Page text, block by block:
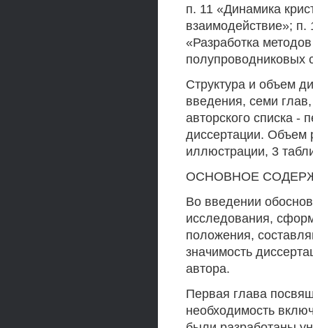
п. 11 «Динамика
взаимодействие»;
«Разработка
полупроводниковых
Структура и объем
введения, семи
авторского списка -
диссертации. Объем
иллюстрации, 3
ОСНОВНОЕ
Во введении
исследования,
положения,
значимость
автора.
Первая глава
необходимость